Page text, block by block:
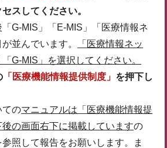
スしてください。
G-MIS」「E-MIS」「医療情報ネ
並んでいます。
「医療情報ネッ
「G-MIS」を選択してください。
「医療機能情報提供制度」 を押下し
のマニュアルは「医療機能情報提
の画面右下に掲載していますの
照して報告をお願いします。ま